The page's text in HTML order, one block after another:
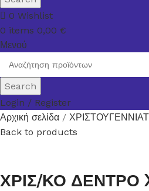
0 Wishlist
0 items 0,00 €
Μενού
Search
Login / Register
Αρχική σελίδα
Back to products
ΧΡΙΣ/ΚΟ ΔΕΝΤΡΟ